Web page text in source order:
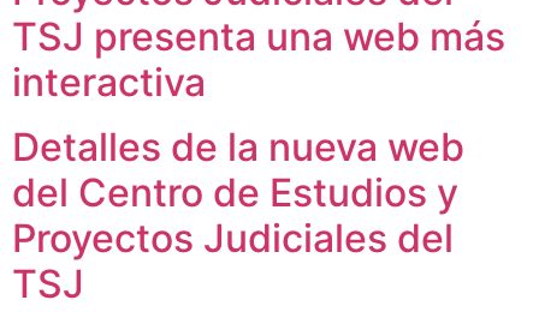
TSJ presenta una web más
interactiva
Detalles de la nueva web
del Centro de Estudios y
Proyectos Judiciales del
TSJ